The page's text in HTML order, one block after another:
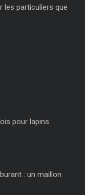
les particuliers que
pour lapins
: un maillon